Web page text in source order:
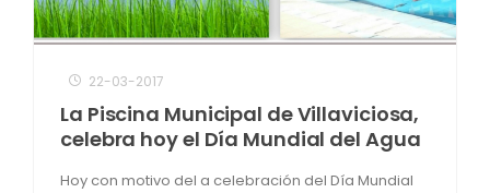
22-03-2017
La Piscina Municipal de Villaviciosa,
celebra hoy el Día Mundial del Agua
Hoy con motivo del a celebración del Día Mundial